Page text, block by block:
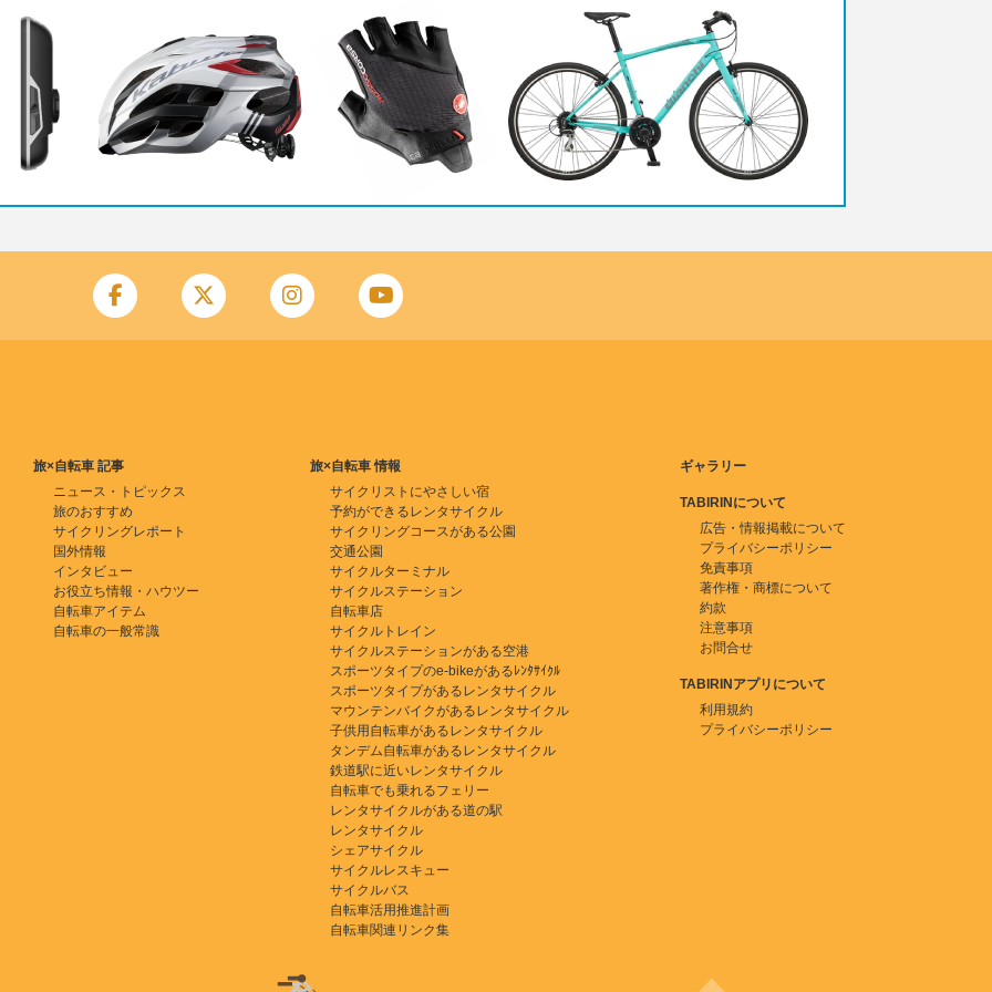
旅×自転車 記事
ニュース・トピックス
旅のおすすめ
サイクリングレポート
国外情報
インタビュー
お役立ち情報・ハウツー
自転車アイテム
自転車の一般常識
旅×自転車 情報
サイクリストにやさしい宿
予約ができるレンタサイクル
サイクリングコースがある公園
交通公園
サイクルターミナル
サイクルステーション
自転車店
サイクルトレイン
サイクルステーションがある空港
スポーツタイプのe-bikeがあるﾚﾝﾀｻｲｸﾙ
スポーツタイプがあるレンタサイクル
マウンテンバイクがあるレンタサイクル
子供用自転車があるレンタサイクル
タンデム自転車があるレンタサイクル
鉄道駅に近いレンタサイクル
自転車でも乗れるフェリー
レンタサイクルがある道の駅
レンタサイクル
シェアサイクル
サイクルレスキュー
サイクルバス
自転車活用推進計画
自転車関連リンク集
ギャラリー
TABIRINについて
広告・情報掲載について
プライバシーポリシー
免責事項
著作権・商標について
約款
注意事項
お問合せ
TABIRINアプリについて
利用規約
プライバシーポリシー